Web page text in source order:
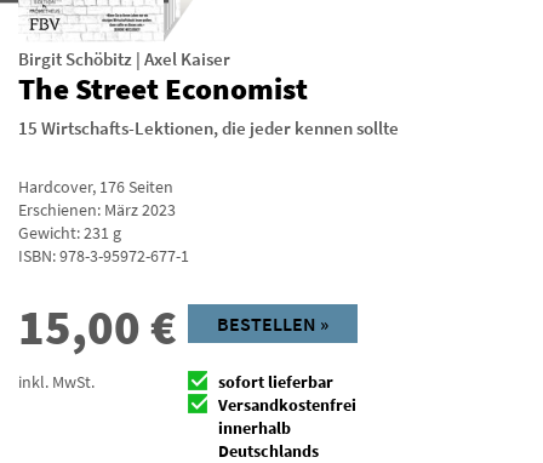
Birgit Schöbitz | Axel Kaiser
The Street Economist
15 Wirtschafts-Lektionen, die jeder kennen sollte
Hardcover, 176Seiten
Erschienen: März 2023
Gewicht: 231 g
ISBN:978-3-95972-677-1
15,00€
inkl. MwSt.
BESTELLEN »
sofort lieferbar
Versandkostenfrei
innerhalb
Deutschlands